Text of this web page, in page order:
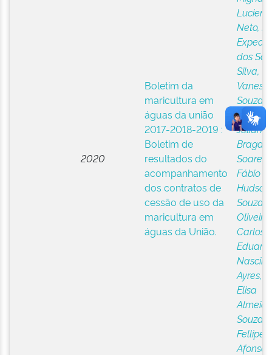
2020
Boletim da
maricultura em
águas da união
2017-2018-2019 :
Boletim de
resultados do
acompanhamento
dos contratos de
cessão de uso da
maricultura em
águas da União.
Luciene
Neto,
dos
Silva,
Souza
Juliana
Soares,
Fábio
Hudson
Souza
Oliveira,
Carlos
Ayres,
Elisa
Souza,
Fellipe
Afonso